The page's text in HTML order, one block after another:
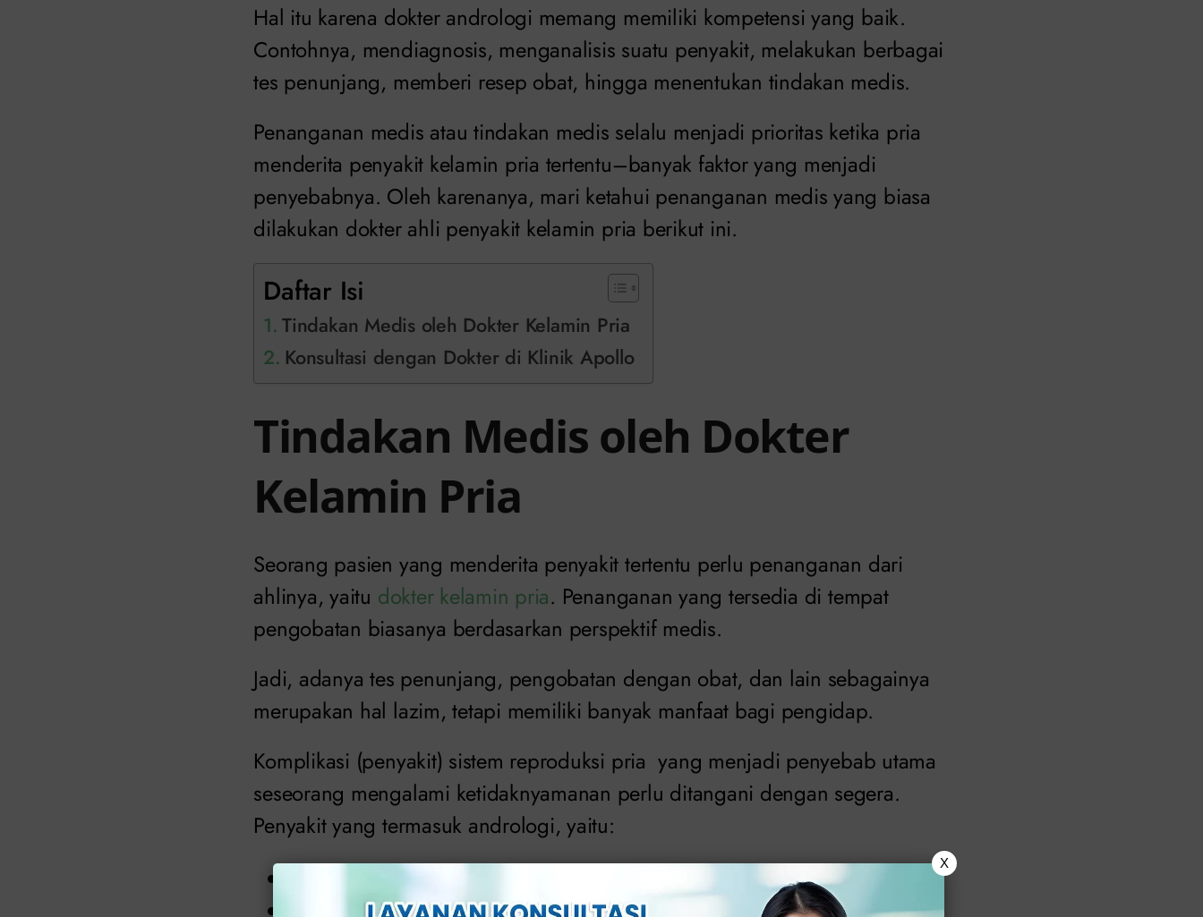
Hal itu karena dokter andrologi memang memiliki kompetensi yang baik.
Contohnya, mendiagnosis, menganalisis suatu penyakit, melakukan berbagai
tes penunjang, memberi resep obat, hingga menentukan tindakan medis.
Penanganan medis atau tindakan medis selalu menjadi prioritas ketika pria
menderita penyakit kelamin pria tertentu–banyak faktor yang menjadi
penyebabnya. Oleh karenanya, mari ketahui penanganan medis yang biasa
dilakukan dokter ahli penyakit kelamin pria berikut ini.
Daftar Isi
Tindakan Medis oleh Dokter Kelamin Pria
Konsultasi dengan Dokter di Klinik Apollo
Tindakan Medis oleh Dokter
Kelamin Pria
Seorang pasien yang menderita penyakit tertentu perlu penanganan dari
ahlinya, yaitu dokter kelamin pria. Penanganan yang tersedia di tempat
pengobatan biasanya berdasarkan perspektif medis.
Jadi, adanya tes penunjang, pengobatan dengan obat, dan lain sebagainya
merupakan hal lazim, tetapi memiliki banyak manfaat bagi pengidap.
Komplikasi (penyakit) sistem reproduksi pria yang menjadi penyebab utama
seseorang mengalami ketidaknyamanan perlu ditangani dengan segera.
Penyakit yang termasuk andrologi, yaitu:
Infeksi saluran kemih
X